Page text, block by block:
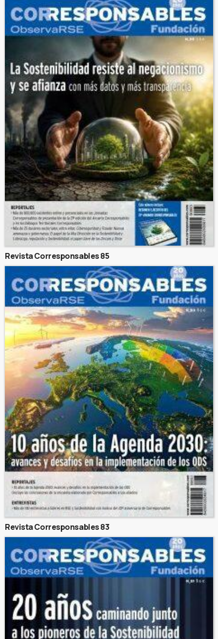
Revista Corresponsables 85
Revista Corresponsables 83